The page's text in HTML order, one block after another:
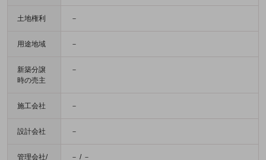
土地権利 －
用途地域 －
新築分譲
時の売主
－
施工会社 －
設計会社 －
管理会社/
－ / －